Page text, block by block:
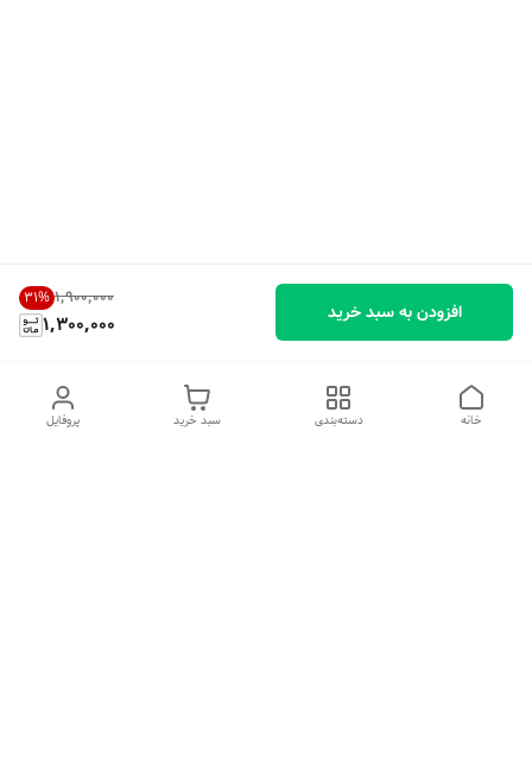
۱٬۹۰۰٬۰۰۰ 31%
1,300,000 افزودن به سبد خرید
پروفایل سبد خرید دسته‌بندی خانه